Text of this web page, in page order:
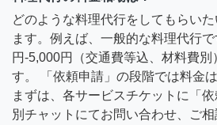
どのような料理代行をしてもらい
ます。例えば、一般的な料理代行
円-5,000円（交通費等込、材料費別
す。 「依頼申請」の段階では料金
まずは、各サービスチケットに「
別チャットにてお問い合わせ、ご